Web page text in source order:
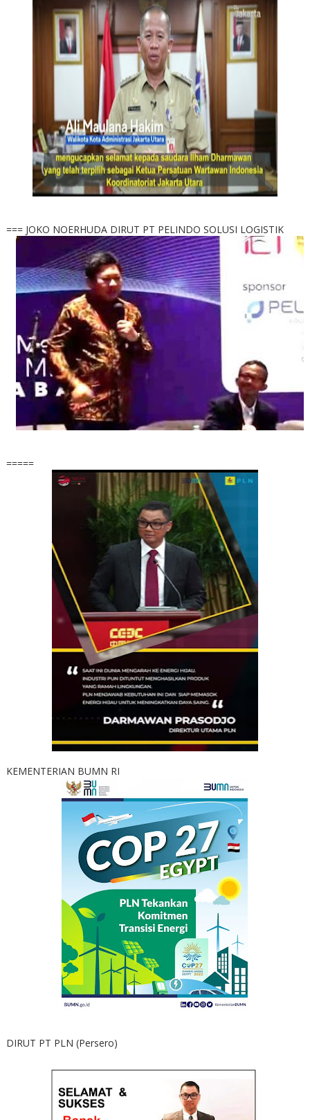
=== JOKO NOERHUDA DIRUT PT PELINDO SOLUSI LOGISTIK
=====
KEMENTERIAN BUMN RI
DIRUT PT PLN (Persero)